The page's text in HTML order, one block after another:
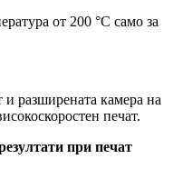
от 200 °C само за
и разширената камера на
печат.
при печат